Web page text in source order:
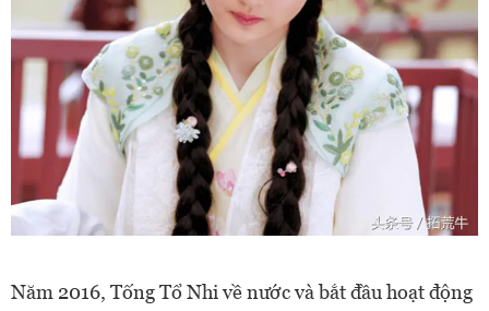
Năm 2016, Tống Tổ Nhi về nước và bắt đầu hoạt động